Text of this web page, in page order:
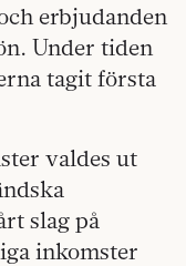
erbjudanden
Under tiden
tagit första
valdes ut
slag på
inkomster